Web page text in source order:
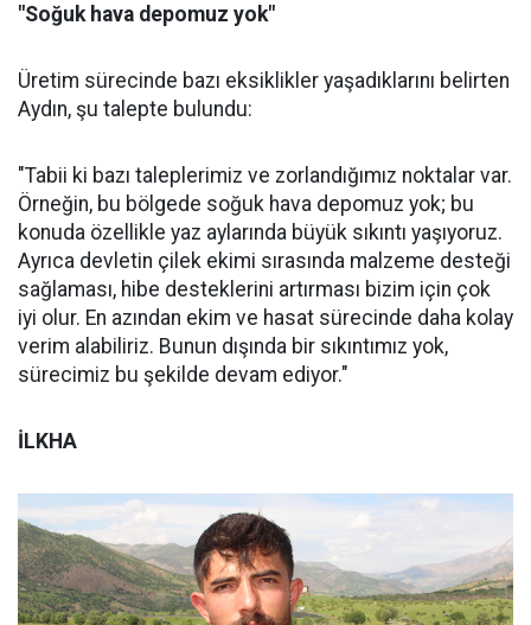
"Soğuk hava depomuz yok"
Üretim sürecinde bazı eksiklikler yaşadıklarını belirten
Aydın, şu talepte bulundu:
"Tabii ki bazı taleplerimiz ve zorlandığımız noktalar var.
Örneğin, bu bölgede soğuk hava depomuz yok; bu
konuda özellikle yaz aylarında büyük sıkıntı yaşıyoruz.
Ayrıca devletin çilek ekimi sırasında malzeme desteği
sağlaması, hibe desteklerini artırması bizim için çok
iyi olur. En azından ekim ve hasat sürecinde daha kolay
verim alabiliriz. Bunun dışında bir sıkıntımız yok,
sürecimiz bu şekilde devam ediyor."
İLKHA